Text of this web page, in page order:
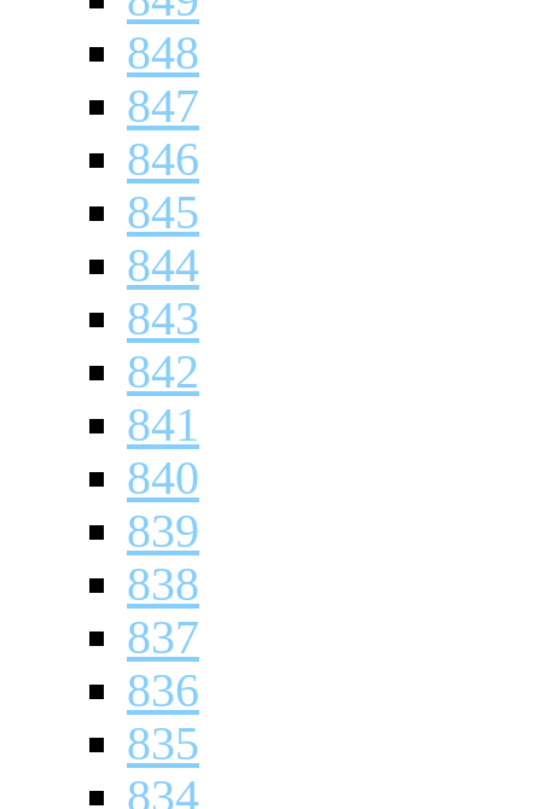
848
847
846
845
844
843
842
841
840
839
838
837
836
835
834